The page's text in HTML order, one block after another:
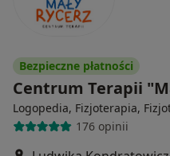
Bezpieczne płatności
Centrum Terapii
Logopedia, Fizjoterapia,
176 opinii